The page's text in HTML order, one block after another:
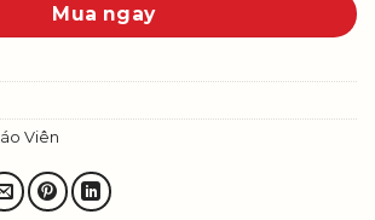
Mua ngay
Viên